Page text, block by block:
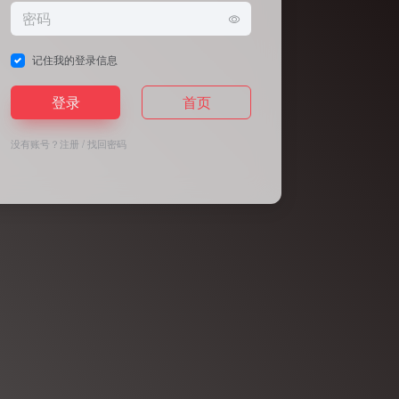
记住我的登录信息
登录 首页
没有账号？ 注册 /找回密码